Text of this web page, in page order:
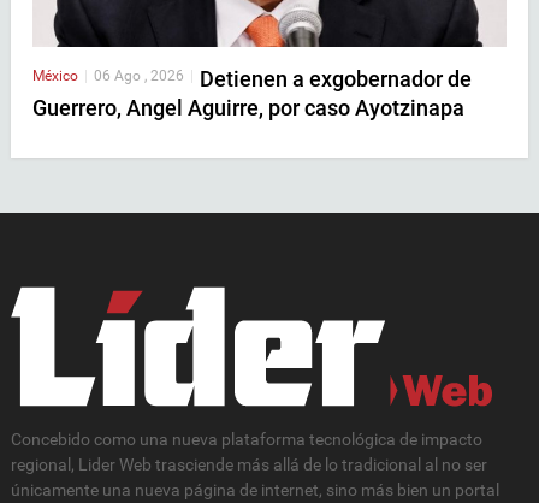
México 06 Ago , 2026
Detienen a exgobernador de
Guerrero, Angel Aguirre, por caso Ayotzinapa
Concebido como una nueva plataforma tecnológica de impacto
regional, Lider Web trasciende más allá de lo tradicional al no ser
únicamente una nueva página de internet, sino más bien un portal